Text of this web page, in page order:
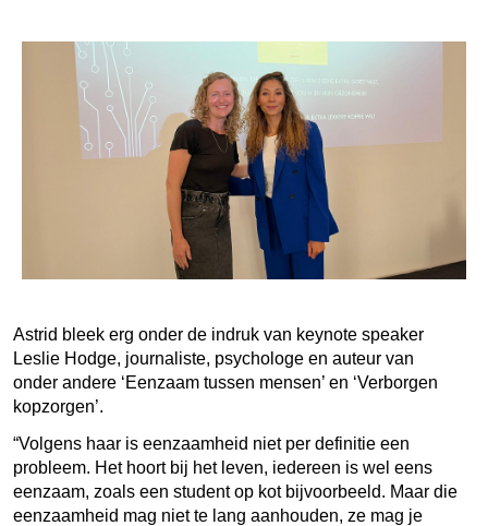
Astrid bleek erg onder de indruk van keynote speaker
Leslie Hodge, journaliste, psychologe en auteur van
onder andere ‘Eenzaam tussen mensen’ en ‘Verborgen
kopzorgen’.
“Volgens haar is eenzaamheid niet per definitie een
probleem. Het hoort bij het leven, iedereen is wel eens
eenzaam, zoals een student op kot bijvoorbeeld. Maar die
eenzaamheid mag niet te lang aanhouden, ze mag je